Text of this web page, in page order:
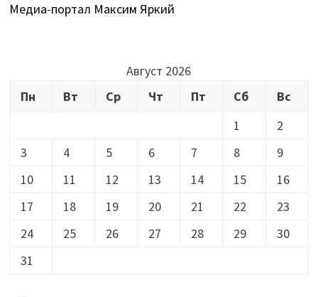
Медиа-портал Максим Яркий
Август 2026
Пн
Вт Ср Чт Пт Сб
Вс
1
2
3
4 5 6 7 8
9
10
11 12 13 14 15
16
17
18 19 20 21 22
23
24
25 26 27 28 29
30
31